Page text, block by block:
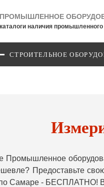
ПРОМЫШЛЕННОЕ
каталоги наличия
СТРОИТЕЛЬНОЕ
Промышленное
Предоставьте
Самаре - БЕСПЛАТНО!